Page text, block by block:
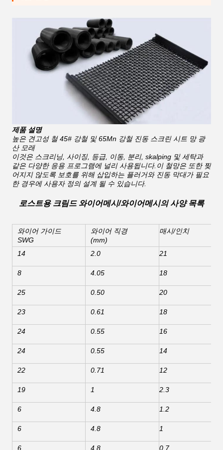
제품 설명
높은 견고성 철 45# 강철 및 65Mn 강철 진동 스크린 시트 망 광
산 모래
이것은 스크리닝, 사이징, 등급, 이동, 분리, skalping 및 세탁과
같은 다양한 응용 프로그램에 널리 사용됩니다.이 철망은 또한 찢
어지지 않도록 보호를 위해 삽입하는 플러거와 진동 막대가 필요
한 경우에 사용자 정의 설계 될 수 있습니다.
로스트용 크림드 와이어메시/와이어메시의 사양 목록
와이어 가이드
SWG
와이어 직경
(mm)
매시/인치
14 2.0 21
8 4.05 18
25 0.50 20
23 0.61 18
24 0.55 16
24 0.55 14
22 0.71 12
19 1 2.3
6 4.8 1.2
6 4.8 1
6 4.8 0.7